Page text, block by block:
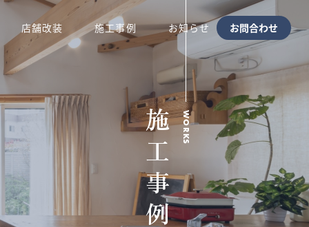
店舗改装 施工事例 お知らせ お問合わせ
施工事例WORKS